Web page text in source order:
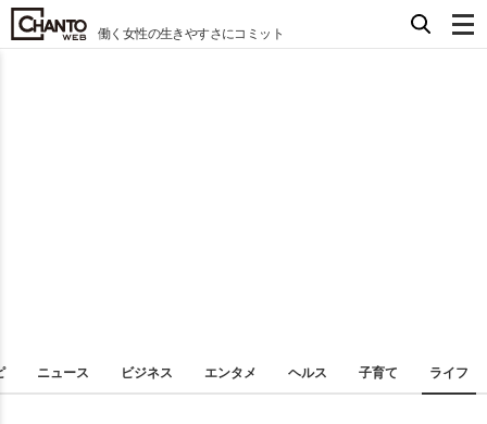
働く女性の生きやすさにコミット
ニュース ビジネス エンタメ ヘルス 子育て ライフ